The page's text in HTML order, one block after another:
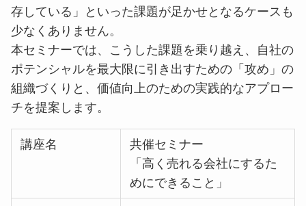
存している」といった課題が足かせとなるケースも
少なくありません。
本セミナーでは、こうした課題を乗り越え、自社の
ポテンシャルを最大限に引き出すための「攻め」の
組織づくりと、価値向上のための実践的なアプロー
チを提案します。
講座名
共催セミナー
「高く売れる会社にするた
めにできること」